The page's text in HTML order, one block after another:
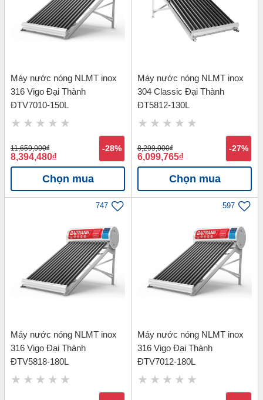
Máy nước nóng NLMT inox
316 Vigo Đại Thành
ĐTV7010-150L
11,659,000đ
8,394,480đ
-28%
Chọn mua
Máy nước nóng NLMT inox
304 Classic Đại Thành
ĐT5812-130L
8,299,000đ
6,099,765đ
-27%
Chọn mua
747
Máy nước nóng NLMT inox
316 Vigo Đại Thành
ĐTV5818-180L
597
Máy nước nóng NLMT inox
316 Vigo Đại Thành
ĐTV7012-180L